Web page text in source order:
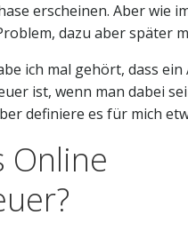
erscheinen. Aber wie
dazu aber später
ich mal gehört, dass
ist, wenn man dabei
definiere es für mich
Online